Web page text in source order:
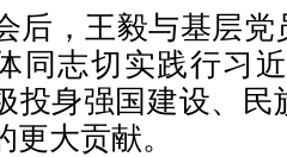
后，王毅与基层
同志切实践行习
投身强国建设、
更大贡献。